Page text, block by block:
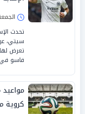
الجمعة 12/سبتمبر/2025 -
تحدث
سيتي،
تعرض
فاسو في
مواعيد
كروية